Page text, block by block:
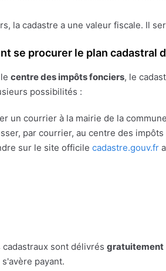
la cadastre a une valeur fiscale. Il
se procurer le plan cadastral
centre des impôts fonciers, le
possibilités :
un courrier à la mairie de la
par courrier, au centre des
sur le site officile cadastre.gouv.fr
cadastraux sont délivrés gratuitement
s'avère payant.